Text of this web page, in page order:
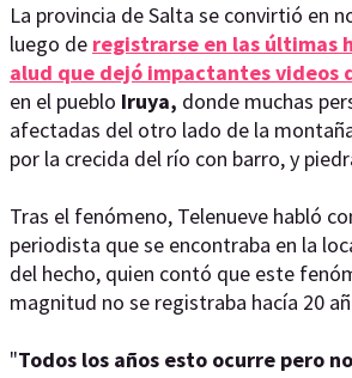
La provincia de Salta se convirtió en
luego de registrarse en las últimas
alud que dejó impactantes videos
en el pueblo Iruya, donde muchas
afectadas del otro lado de la
por la crecida del río con barro, y
Tras el fenómeno, Telenueve habló
periodista que se encontraba en la
del hecho, quien contó que este
magnitud no se registraba hacía 20
"Todos los años esto ocurre pero